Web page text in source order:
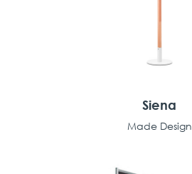
Siena
Made Design